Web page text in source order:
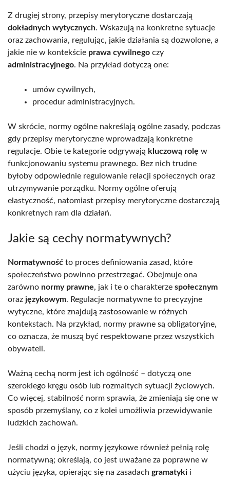
Z drugiej strony, przepisy merytoryczne dostarczają
dokładnych wytycznych. Wskazują na konkretne sytuacje
oraz zachowania, regulując, jakie działania są dozwolone, a
jakie nie w kontekście prawa cywilnego czy
administracyjnego. Na przykład dotyczą one:
umów cywilnych,
procedur administracyjnych.
W skrócie, normy ogólne nakreślają ogólne zasady, podczas
gdy przepisy merytoryczne wprowadzają konkretne
regulacje. Obie te kategorie odgrywają kluczową rolę w
funkcjonowaniu systemu prawnego. Bez nich trudne
byłoby odpowiednie regulowanie relacji społecznych oraz
utrzymywanie porządku. Normy ogólne oferują
elastyczność, natomiast przepisy merytoryczne dostarczają
konkretnych ram dla działań.
Jakie są cechy normatywnych?
Normatywność to proces definiowania zasad, które
społeczeństwo powinno przestrzegać. Obejmuje ona
zarówno normy prawne, jak i te o charakterze społecznym
oraz językowym. Regulacje normatywne to precyzyjne
wytyczne, które znajdują zastosowanie w różnych
kontekstach. Na przykład, normy prawne są obligatoryjne,
co oznacza, że muszą być respektowane przez wszystkich
obywateli.
Ważną cechą norm jest ich ogólność – dotyczą one
szerokiego kręgu osób lub rozmaitych sytuacji życiowych.
Co więcej, stabilność norm sprawia, że zmieniają się one w
sposób przemyślany, co z kolei umożliwia przewidywanie
ludzkich zachowań.
Jeśli chodzi o język, normy językowe również pełnią rolę
normatywną; określają, co jest uważane za poprawne w
użyciu języka, opierając się na zasadach gramatyki i